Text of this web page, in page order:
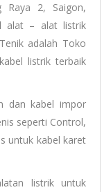
Raya 2, Saigon,
alat – alat listrik
adalah Toko
listrik terbaik
dan kabel impor
seperti Control,
untuk kabel karet
listrik untuk